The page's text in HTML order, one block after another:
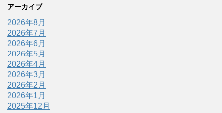
アーカイブ
2026年8月
2026年7月
2026年6月
2026年5月
2026年4月
2026年3月
2026年2月
2026年1月
2025年12月